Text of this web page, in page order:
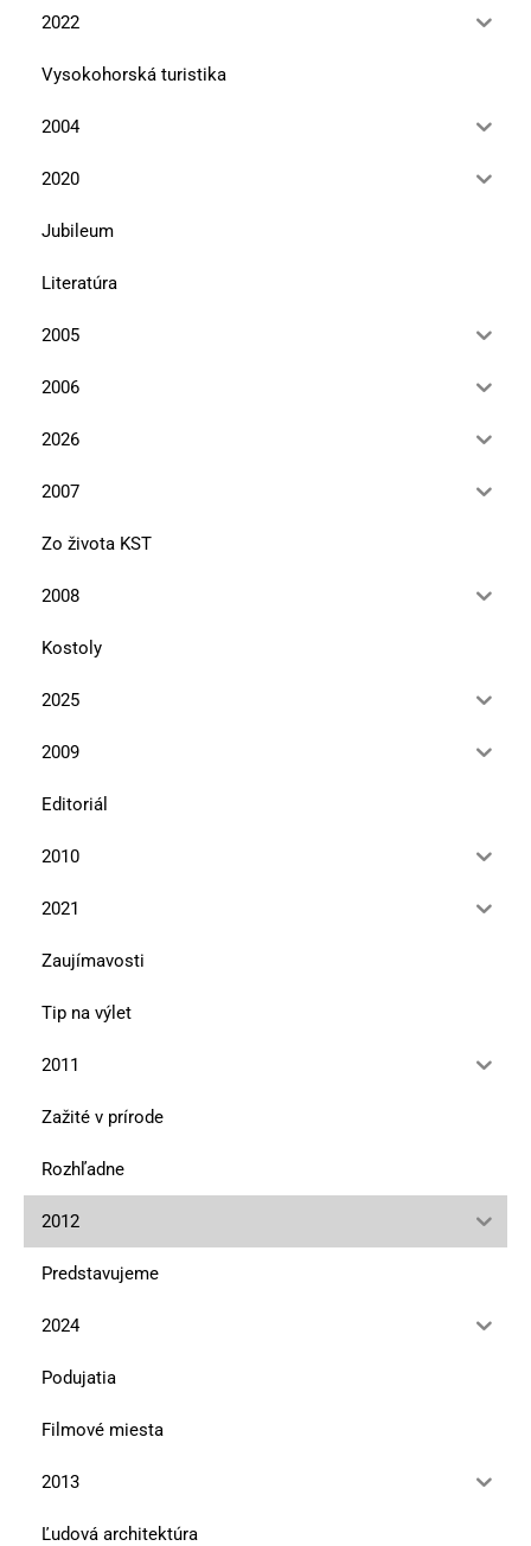
2022
Vysokohorská turistika
2004
2020
Jubileum
Literatúra
2005
2006
2026
2007
Zo života KST
2008
Kostoly
2025
2009
Editoriál
2010
2021
Zaujímavosti
Tip na výlet
2011
Zažité v prírode
Rozhľadne
2012
Predstavujeme
2024
Podujatia
Filmové miesta
2013
Ľudová architektúra